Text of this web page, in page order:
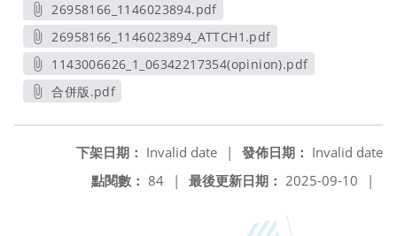
26958166_1146023894.pdf
另開新視窗
26958166_1146023894_ATTCH1.pdf
另開新視窗
1143006626_1_06342217354(opinion).pdf
合併版.pdf
發佈日期： Invalid date
下架日期： Invalid date
|
最後更新日期： 2025-09-10 |
點閱數： 84 |